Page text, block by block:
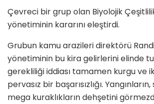
Çevreci bir grup olan Biyolojik
yönetiminin kararını eleştirdi.
Grubun kamu arazileri direktörü
yönetiminin bu kira gelirlerini elinde
gerekliliği iddiası tamamen kurgu ve
pervasız bir başarısızlığı.
mega kuraklıkların dehşetini